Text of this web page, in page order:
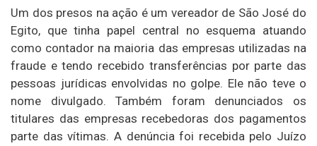
Um dos presos na ação é um vereador de São José do
Egito, que tinha papel central no esquema atuando
como contador na maioria das empresas utilizadas na
fraude e tendo recebido transferências por parte das
pessoas jurídicas envolvidas no golpe. Ele não teve o
nome divulgado. Também foram denunciados os
titulares das empresas recebedoras dos pagamentos
parte das vítimas. A denúncia foi recebida pelo Juízo